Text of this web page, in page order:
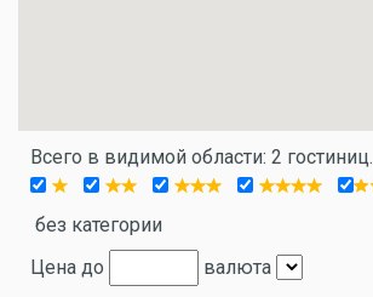
Всего в видимой области: 2 гостиниц.
без категории
Цена до
валюта